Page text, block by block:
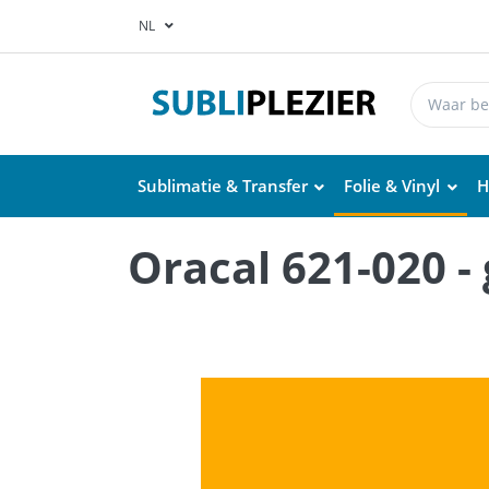
NL
Sublimatie & Transfer Folie & Vinyl
Oracal 621-020